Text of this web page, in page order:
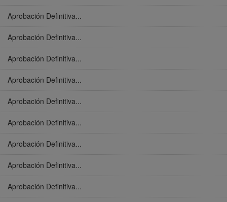
Aprobación Definitiva...
Aprobación Definitiva...
Aprobación Definitiva...
Aprobación Definitiva...
Aprobación Definitiva...
Aprobación Definitiva...
Aprobación Definitiva...
Aprobación Definitiva...
Aprobación Definitiva...